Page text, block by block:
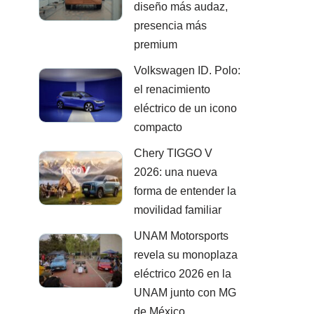
diseño más audaz,
presencia más
premium
Volkswagen ID. Polo:
el renacimiento
eléctrico de un icono
compacto
Chery TIGGO V
2026: una nueva
forma de entender la
movilidad familiar
UNAM Motorsports
revela su monoplaza
eléctrico 2026 en la
UNAM junto con MG